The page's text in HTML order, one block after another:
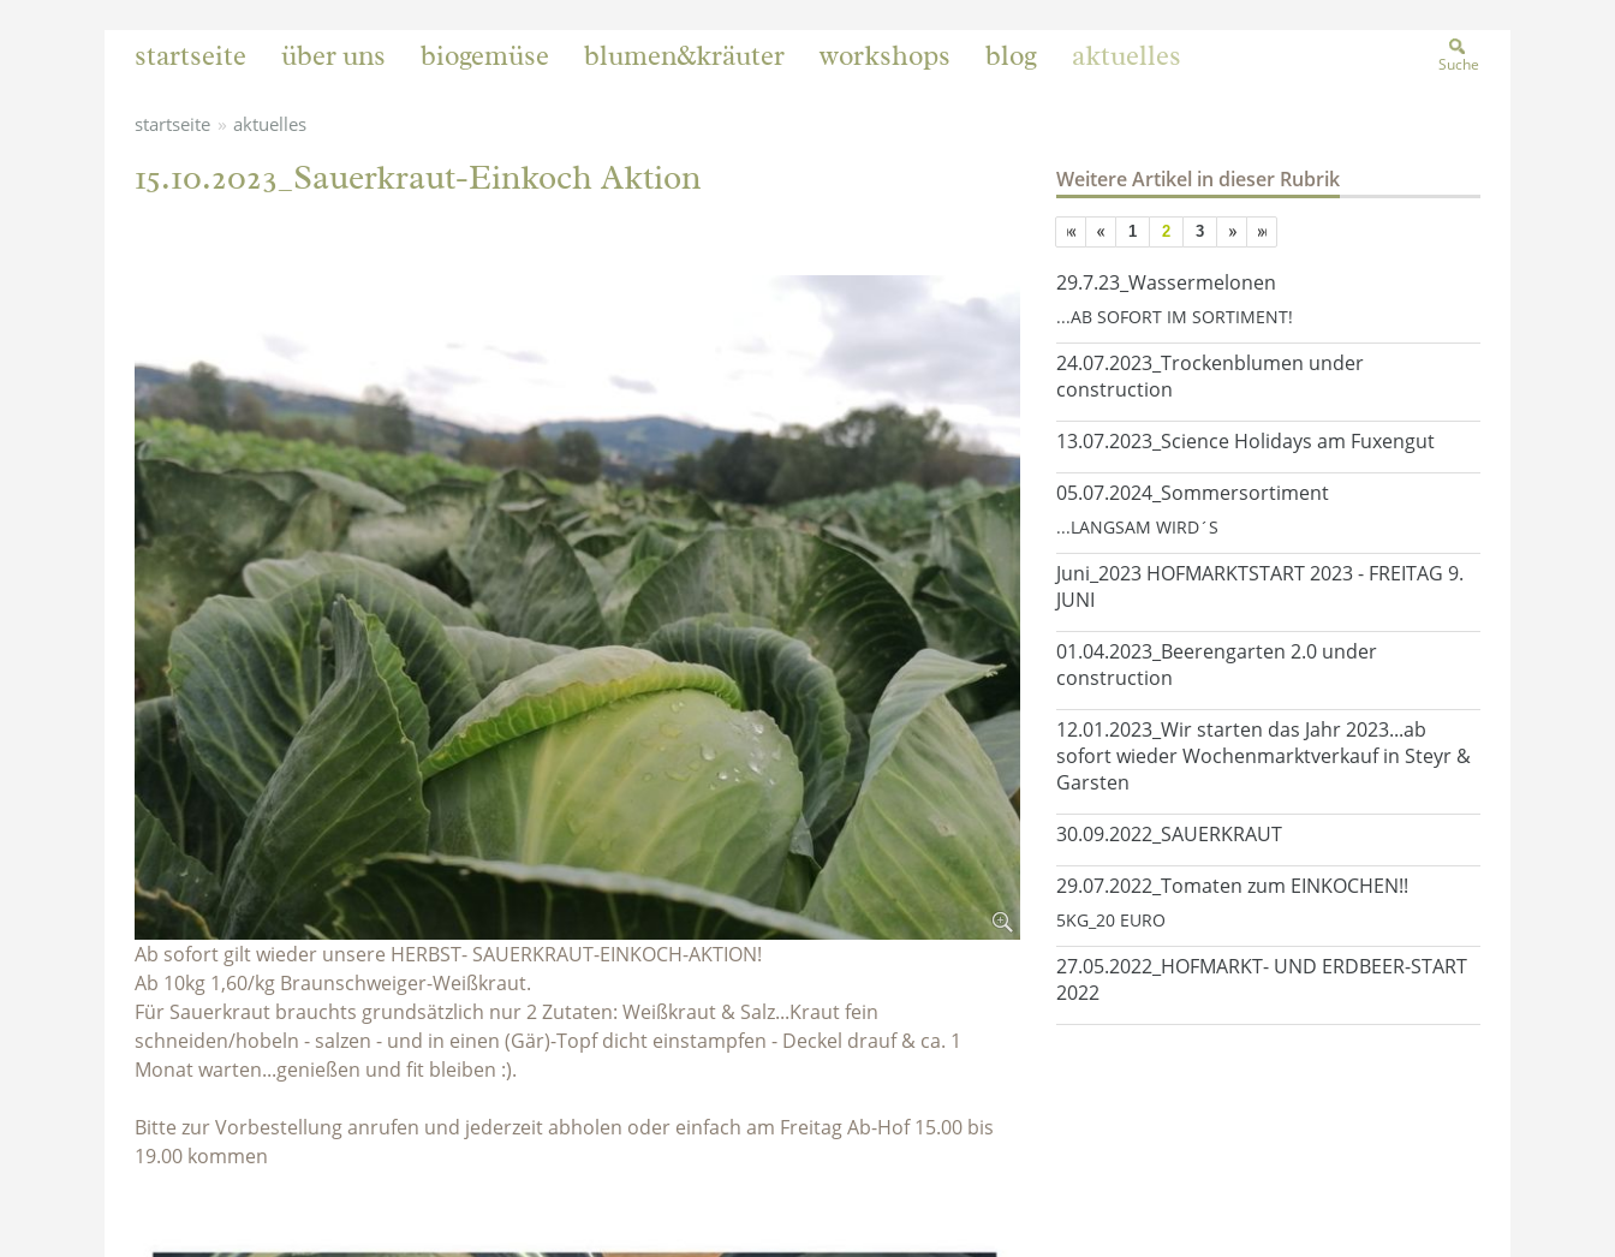
startseite über uns biogemüse blumen&kräuter workshops blog aktuelles Suche
startseite » aktuelles
15.10.2023_Sauerkraut-Einkoch Aktion
Ab sofort gilt wieder unsere HERBST- SAUERKRAUT-EINKOCH-AKTION!
Ab 10kg 1,60/kg Braunschweiger-Weißkraut.
Für Sauerkraut brauchts grundsätzlich nur 2 Zutaten: Weißkraut & Salz...Kraut fein
schneiden/hobeln - salzen - und in einen (Gär)-Topf dicht einstampfen - Deckel drauf & ca. 1
Monat warten...genießen und fit bleiben :).
Bitte zur Vorbestellung anrufen und jederzeit abholen oder einfach am Freitag Ab-Hof 15.00 bis
19.00 kommen
Weitere Artikel in dieser Rubrik
1 2 3
29.7.23_Wassermelonen
...AB SOFORT IM SORTIMENT!
24.07.2023_Trockenblumen under
construction
13.07.2023_Science Holidays am Fuxengut
05.07.2024_Sommersortiment
...LANGSAM WIRD´S
Juni_2023 HOFMARKTSTART 2023 - FREITAG 9.
JUNI
01.04.2023_Beerengarten 2.0 under
construction
12.01.2023_Wir starten das Jahr 2023...ab
sofort wieder Wochenmarktverkauf in Steyr &
Garsten
30.09.2022_SAUERKRAUT
29.07.2022_Tomaten zum EINKOCHEN!!
5KG_20 EURO
27.05.2022_HOFMARKT- UND ERDBEER-START
2022